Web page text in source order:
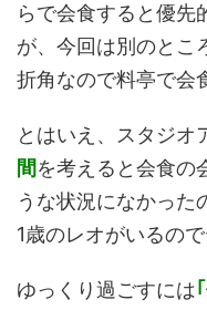
らで会食すると優先
が、今回は別のとこ
折角なので料亭で会
とはいえ、スタジオ
間を考えると会食の
うな状況になかった
1歳のレオがいるの
ゆっくり過ごすには